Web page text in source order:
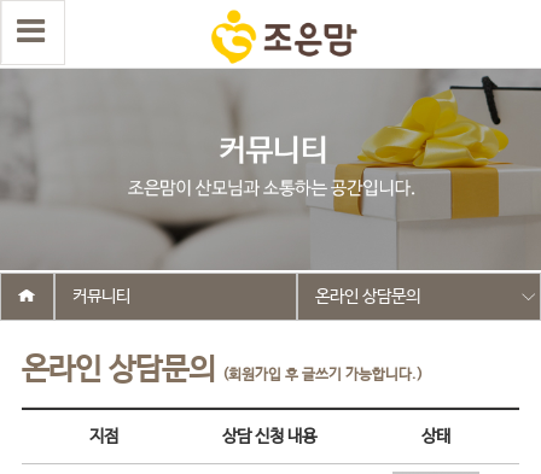
온라인 상담문의 (회원가입 후 글쓰기 가능합니다.)
커뮤니티 온라인 상담문의
지점 상담 신청 내용 상태